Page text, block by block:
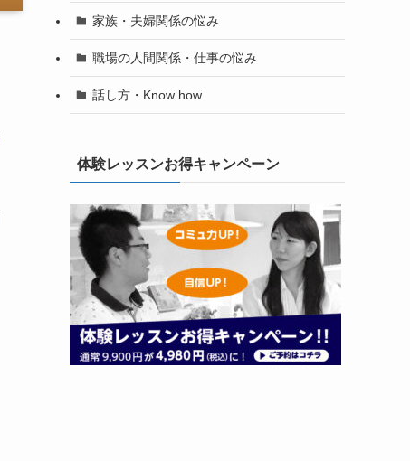
家族・夫婦関係の悩み
職場の人間関係・仕事の悩み
話し方・Know how
体験レッスンお得キャンペーン